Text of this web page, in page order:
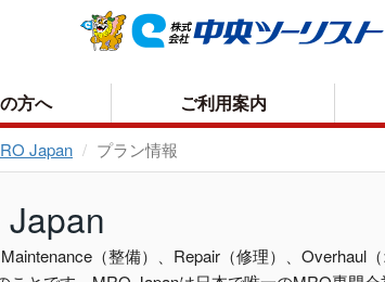
方へ ご利用案内
いについて
Japan プラン情報
Japan
（整備）、Repair（修理）、Overhaul